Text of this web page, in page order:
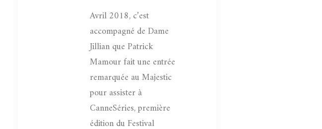
Avril 2018, c’est
accompagné de Dame
Jillian que Patrick
Mamour fait une entrée
remarquée au Majestic
pour assister à
CanneSéries, première
édition du Festival